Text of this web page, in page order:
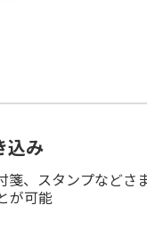
込み
箋、スタンプなどさ
が可能